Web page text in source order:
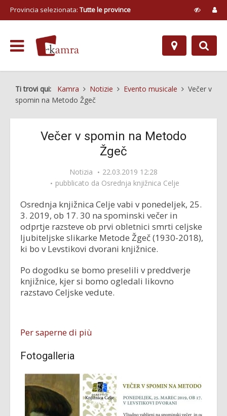
Provincia selezionata: Tutte le province
Ti trovi qui: Kamra Notizie Evento musicale
Večer v
spomin na Metodo Žgeč
Večer v spomin na Metodo
Žgeč
Notizia
22.03.2019 12:28
pubblicato da Osrednja knjižnica Celje
Osrednja knjižnica Celje vabi v ponedeljek, 25.
3. 2019, ob 17. 30 na spominski večer in
odprtje razsteve ob prvi obletnici smrti celjske
ljubiteljske slikarke Metode Žgeč (1930-2018),
ki bo v Levstikovi dvorani knjižnice.
Po dogodku se bomo preselili v preddverje
knjižnice, kjer si bomo ogledali likovno
razstavo Celjske vedute.
Per saperne di più
Fotogalleria